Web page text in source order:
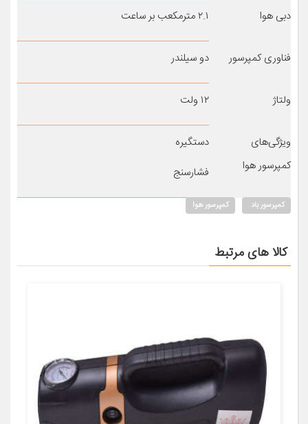
دبی هوا ۲.۱ مترمکعب بر ساعت
فناوری کمپرسور دو سیلندر
ولتاژ ۱۲ ولت
ویژگی‌های
کمپرسور هوا
دستگیره
فشارسنج
کمپرسور باد کمپرسور هوا
کالا های مرتبط